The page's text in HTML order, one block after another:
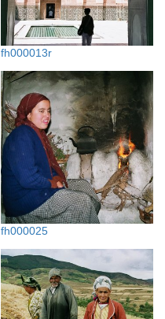
fh000013r
fh000025